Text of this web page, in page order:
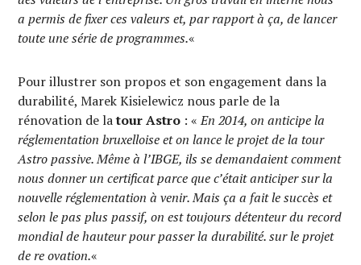
a permis de fixer ces valeurs et, par rapport à ça, de lancer
toute une série de programmes.«
Pour illustrer son propos et son engagement dans la
durabilité, Marek Kisielewicz nous parle de la
rénovation de latour Astro : «En 2014, on anticipe la
réglementation bruxelloise et on lance le projet de la tour
Astro passive. Même à l’IBGE, ils se demandaient comment
nous donner un certificat parce que c’était anticiper sur la
nouvelle réglementation à venir. Mais ça a fait le succès et
selon le pas plus passif, on est toujours détenteur du record
mondial de hauteur pour passer la durabilité. sur le projet
de re ovation.«